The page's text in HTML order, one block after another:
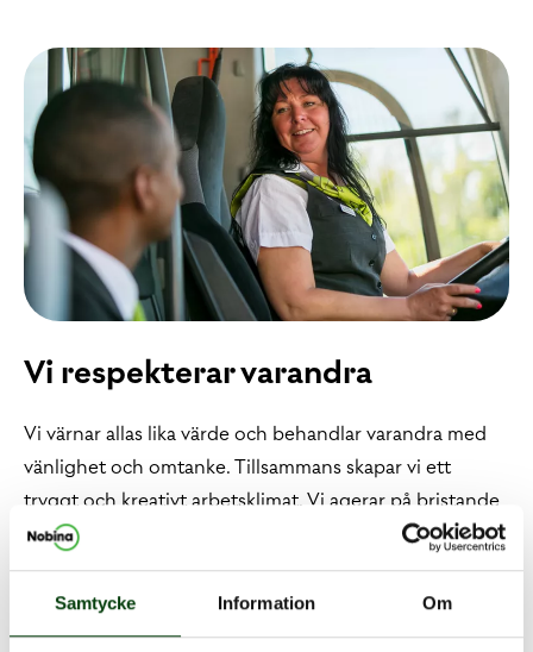
Samtycke Information Om
Vi respekterar varandra
Vi värnar allas lika värde och behandlar varandra med
vänlighet och omtanke. Tillsammans skapar vi ett
tryggt och kreativt arbetsklimat. Vi agerar på bristande
respekt mot resenärer, varandra och företaget.
Vi bryr oss